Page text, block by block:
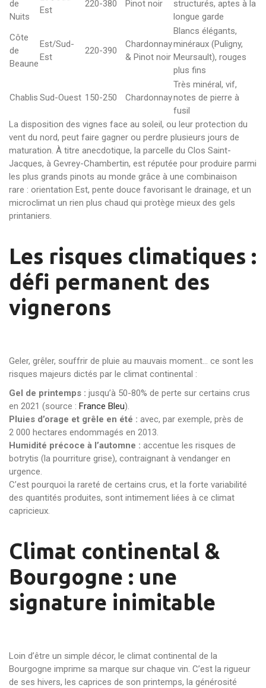
de
Nuits
Est
220-380 Pinot noir
structurés, aptes à la
longue garde
Côte
de
Beaune
Est/Sud-
Est
220-390
Chardonnay
& Pinot noir
Blancs élégants,
minéraux (Puligny,
Meursault), rouges
plus fins
Chablis Sud-Ouest 150-250 Chardonnay
Très minéral, vif,
notes de pierre à
fusil
La disposition des vignes face au soleil, ou leur protection du
vent du nord, peut faire gagner ou perdre plusieurs jours de
maturation. À titre anecdotique, la parcelle du Clos Saint-
Jacques, à Gevrey-Chambertin, est réputée pour produire parmi
les plus grands pinots au monde grâce à une combinaison
rare : orientation Est, pente douce favorisant le drainage, et un
microclimat un rien plus chaud qui protège mieux des gels
printaniers.
Les risques climatiques :
défi permanent des
vignerons
Geler, grêler, souffrir de pluie au mauvais moment… ce sont les
risques majeurs dictés par le climat continental :
Gel de printemps : jusqu’à 50-80% de perte sur certains crus
en 2021 (source : France Bleu).
Pluies d’orage et grêle en été : avec, par exemple, près de
2 000 hectares endommagés en 2013.
Humidité précoce à l’automne : accentue les risques de
botrytis (la pourriture grise), contraignant à vendanger en
urgence.
C’est pourquoi la rareté de certains crus, et la forte variabilité
des quantités produites, sont intimement liées à ce climat
capricieux.
Climat continental &
Bourgogne : une
signature inimitable
Loin d’être un simple décor, le climat continental de la
Bourgogne imprime sa marque sur chaque vin. C’est la rigueur
de ses hivers, les caprices de son printemps, la générosité